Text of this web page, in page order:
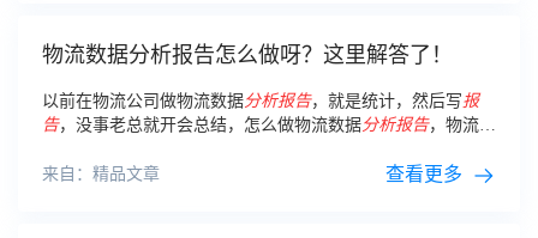
物流数据分析报告怎么做呀？这里解答了！
以前在物流公司做物流数据分析报告，就是统计，然后写报
告，没事老总就开会总结，怎么做物流数据分析报告，物流数
面分析 ，第一就是录入信息，第二就是根据信息进行分析
来自：精品文章 查看更多